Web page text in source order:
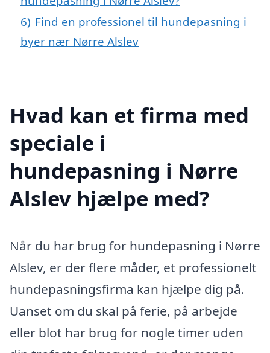
6) Find en professionel til hundepasning i
byer nær Nørre Alslev
Hvad kan et firma med
speciale i
hundepasning i Nørre
Alslev hjælpe med?
Når du har brug for hundepasning i Nørre
Alslev, er der flere måder, et professionelt
hundepasningsfirma kan hjælpe dig på.
Uanset om du skal på ferie, på arbejde
eller blot har brug for nogle timer uden